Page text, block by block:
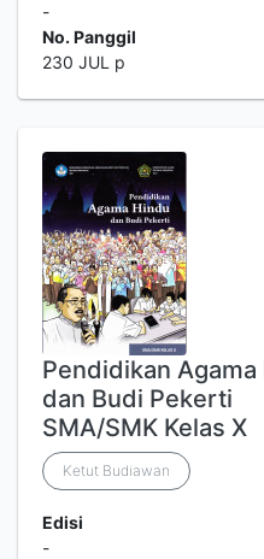
-
No. Panggil
230 JUL p
Pendidikan Agama
dan Budi Pekerti
SMA/SMK Kelas X
Ketut Budiawan
Edisi
-